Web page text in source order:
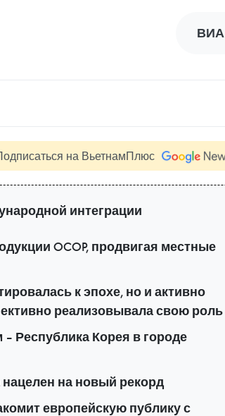
ВИА
на ВьетнамПлюс
интеграции
OCOP, продвигая местные
к эпохе, но и активно
реализовывала свою роль
Республика Корея в городе
на новый рекорд
европейскую публику с